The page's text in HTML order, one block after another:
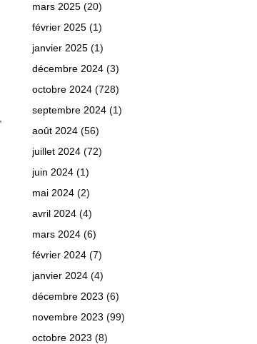
mars 2025 (20)
février 2025 (1)
janvier 2025 (1)
décembre 2024 (3)
octobre 2024 (728)
septembre 2024 (1)
août 2024 (56)
juillet 2024 (72)
juin 2024 (1)
mai 2024 (2)
avril 2024 (4)
mars 2024 (6)
février 2024 (7)
janvier 2024 (4)
décembre 2023 (6)
novembre 2023 (99)
octobre 2023 (8)